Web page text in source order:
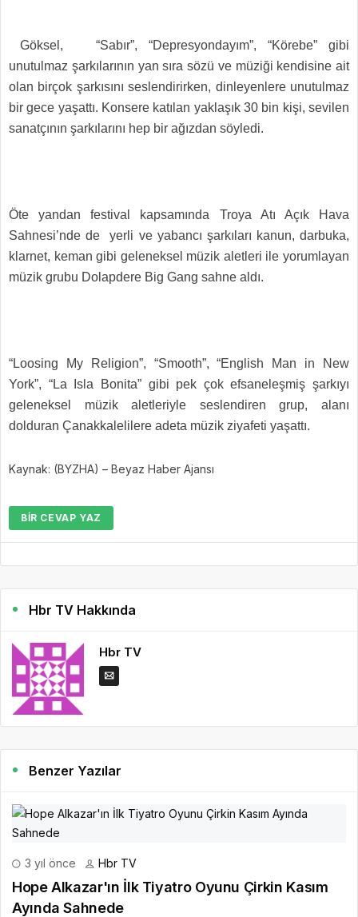
Göksel, “Sabır”, “Depresyondayım”, “Körebe” gibi
unutulmaz şarkılarının yan sıra sözü ve müziği kendisine ait
olan birçok şarkısını seslendirirken, dinleyenlere unutulmaz
bir gece yaşattı. Konsere katılan yaklaşık 30 bin kişi, sevilen
sanatçının şarkılarını hep bir ağızdan söyledi.
Öte yandan festival kapsamında Troya Atı Açık Hava
Sahnesi’nde de yerli ve yabancı şarkıları kanun, darbuka,
klarnet, keman gibi geleneksel müzik aletleri ile yorumlayan
müzik grubu Dolapdere Big Gang sahne aldı.
“Loosing My Religion”, “Smooth”, “English Man in New
York”, “La Isla Bonita” gibi pek çok efsaneleşmiş şarkıyı
geleneksel müzik aletleriyle seslendiren grup, alanı
dolduran Çanakkalelilere adeta müzik ziyafeti yaşattı.
Kaynak: (BYZHA) – Beyaz Haber Ajansı
BIR CEVAP YAZ
Hbr TV Hakkında
Hbr TV
Benzer Yazılar
3 yıl önce Hbr TV
Hope Alkazar'ın İlk Tiyatro Oyunu Çirkin Kasım
Ayında Sahnede